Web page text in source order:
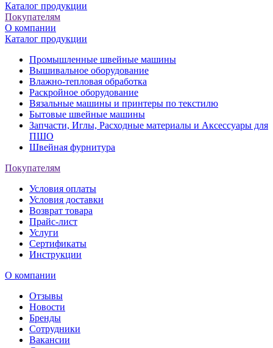
Каталог продукции
Покупателям
О компании
Каталог продукции
Промышленные швейные машины
Вышивальное оборудование
Влажно-тепловая обработка
Раскройное оборудование
Вязальные машины и принтеры по текстилю
Бытовые швейные машины
Запчасти, Иглы, Расходные материалы и Аксессуары для
ПШО
Швейная фурнитура
Покупателям
Условия оплаты
Условия доставки
Возврат товара
Прайс-лист
Услуги
Сертификаты
Инструкции
О компании
Отзывы
Новости
Бренды
Сотрудники
Вакансии